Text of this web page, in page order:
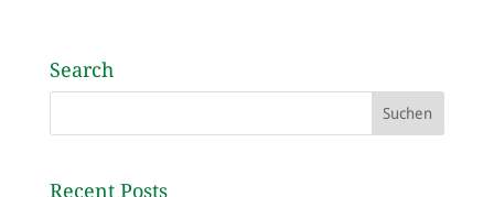
Search
Recent Posts